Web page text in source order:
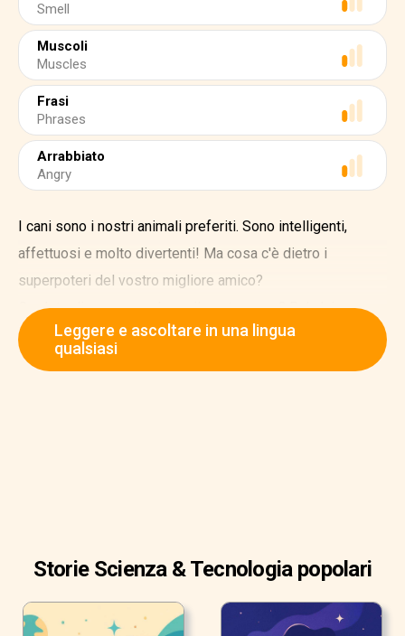
Smell
Muscoli
Muscles
Frasi
Phrases
Arrabbiato
Angry
I cani sono i nostri animali preferiti. Sono intelligenti,
affettuosi e molto divertenti! Ma cosa c'è dietro i
superpoteri del vostro migliore amico?
Credete di conoscere bene il vostro cane? Beh, lui sa
molto di più su di voi di quanto pensiate. Questo grazie al
suo straordinario olfatto e alle sue incredibili orecchie.
Leggere e ascoltare in una lingua
qualsiasi
Storie Scienza & Tecnologia popolari